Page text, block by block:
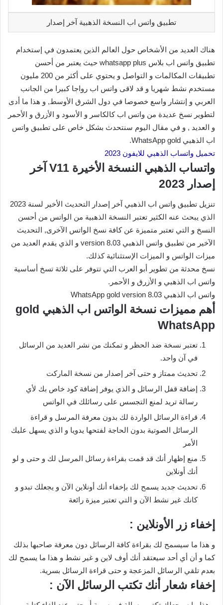
تطبيق واتس اب النسخة الذهبية آخر إصدار
هناك العديد من الأشخاص حول العالم الذين يعتمدون في إستخدام
تطبيق واتس اب بلاس whatsapp plus حيث يعتبر من أحسن
تطبيقات المكالمات و التواصل و يحتوي على أكثر من 200 مليون
مستخدم نشط شهريا و قد لاقى واتس اب رواجا كبيرا من الجانب
العربي و إنتشار واسع خصوصا في دول الشرق الأوسط, و هذا ما أدى
لتطوير نسخ عديدة من واتس اب كالكاسر و الأسود و الأزرق و الأحمر
و العديد , و في مقال اليوم سنتحدث بشكل خاص على تطبيق واتس
اب الذهبي WhatsApp gold.
تحميل واتساب الذهبي للايفون 2023
واتساب الذهبي النسخة الأخيرة V11 آخر
إصدار 2023
تنزيل تطبيق واتس اب الذهبي آخر إصدار التحديث الأخير لسنة 2023
الذي يبحث عنه الكثير تعتبر النسخة الذهبية من الواتس من أحسن
النسخ و التي تعتبر متميزة عن كافة نسخ الواتس الآخرى, التحديث
الآخير من تطبيق واتس الذهبي version 8.03 و الذي يقدم العديد من
ميزات الواتس و الميزات الإستثنائية كذلك.
نسخ محدثة من تطوير أبو العرب التي تتوفر على ثلاثة تسخ أساسية
واتس اب الذهبي و الأزرق و الأحمر.
واتس اب الذهبي WhatsApp gold version 8.03
أهم مميزات نسخة الواتس اب الذهبي gold
WhatsApp
تعتبر نسخة ضد الحظر و تمكنك من نشر العديد من الرسائل
في آن واحد.
تحديث ممتاز و حتى آخر إصدار من نسخة الماركت
إضافة قفل الرسائل و الذي يوفر إضافة كود خاص بك لأي
رسالة تريد لمنع التجسس على رسائلك في الواتس
قراءة الرسائل الواردة لك بدون معرفة المرسل و قراءة
الرسائل الصوتية بدون الحاجة لفتحها يدويا و الذي يسهل عليك
الأمر
منع إظهار أنك قد قمت بقراءة رسائل المرسل لك و حتى و لو
أنك أونلاين
تحديث جديد يسمح لك بإخفاء أنك أونلاين الآن و يجعلك تبدو و
كانك غير نشط الآن و التي تعتبر ميزة رائعة
إخفاء زر الأونلاين :
و هذا ما سيسمح لك بقراءة كافة الرسائل دون معرفة صاحبها بذلك
كما و أن أي أحد سيعتقد أنك أوف لاين و غير نشط و هذا ما يسمح لك
بعدم تلقي الرسائل المزعجة و حتى قراءة الرسائل بسرية.
إخفاء شعار أنك تكتب الرسائل الآن :